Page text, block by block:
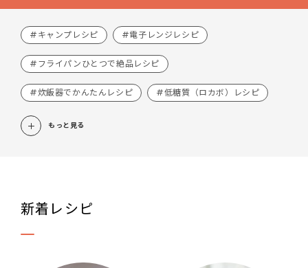
#キャンプレシピ #電子レンジレシピ
#フライパンひとつで絶品レシピ
#炊飯器でかんたんレシピ #低糖質（ロカボ）レシピ
もっと見る
新着レシピ